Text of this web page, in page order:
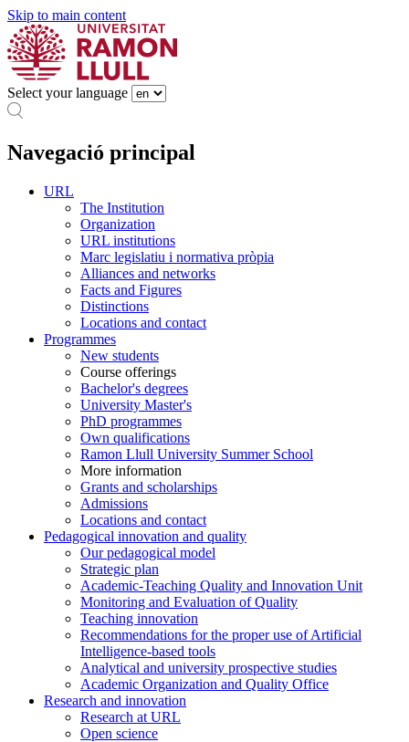
Skip to main content
Select your language
Navegació principal
URL
The Institution
Organization
URL institutions
Marc legislatiu i normativa pròpia
Alliances and networks
Facts and Figures
Distinctions
Locations and contact
Programmes
New students
Course offerings
Bachelor's degrees
University Master's
PhD programmes
Own qualifications
Ramon Llull University Summer School
More information
Grants and scholarships
Admissions
Locations and contact
Pedagogical innovation and quality
Our pedagogical model
Strategic plan
Academic-Teaching Quality and Innovation Unit
Monitoring and Evaluation of Quality
Teaching innovation
Recommendations for the proper use of Artificial
Intelligence-based tools
Analytical and university prospective studies
Academic Organization and Quality Office
Research and innovation
Research at URL
Open science